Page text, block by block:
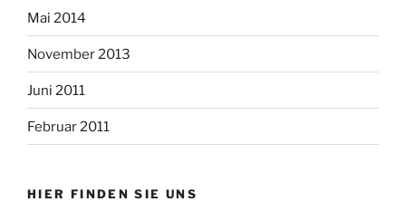
Mai 2014
November 2013
Juni 2011
Februar 2011
HIER FINDEN SIE UNS